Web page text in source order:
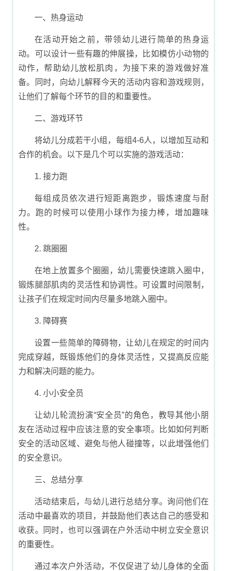
一、热身运动
在活动开始之前，带领幼儿进行简单的热身运
动。可以设计一些有趣的伸展操，比如模仿小动物的
动作，帮助幼儿放松肌肉，为接下来的游戏做好准
备。同时，向幼儿解释今天的活动内容和游戏规则，
让他们了解每个环节的目的和重要性。
二、游戏环节
将幼儿分成若干小组，每组4-6人，以增加互动和
合作的机会。以下是几个可以实施的游戏活动：
1. 接力跑
每组成员依次进行短距离跑步，锻炼速度与耐
力。跑的时候可以使用小球作为接力棒，增加趣味
性。
2. 跳圈圈
在地上放置多个圈圈，幼儿需要快速跳入圈中，
锻炼腿部肌肉的灵活性和协调性。可设置时间限制，
让孩子们在规定时间内尽量多地跳入圈中。
3. 障碍赛
设置一些简单的障碍物，让幼儿在规定的时间内
完成穿越，既锻炼他们的身体灵活性，又提高反应能
力和解决问题的能力。
4. 小小安全员
让幼儿轮流扮演“安全员”的角色，教导其他小朋
友在活动过程中应该注意的安全事项。比如如何判断
安全的活动区域、避免与他人碰撞等，以此增强他们
的安全意识。
三、总结分享
活动结束后，与幼儿进行总结分享。询问他们在
活动中最喜欢的项目，并鼓励他们表达自己的感受和
收获。同时，也可以强调在户外活动中树立安全意识
的重要性。
通过本次户外活动，不仅促进了幼儿身体的全面